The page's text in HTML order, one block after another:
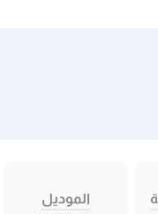
الموديل